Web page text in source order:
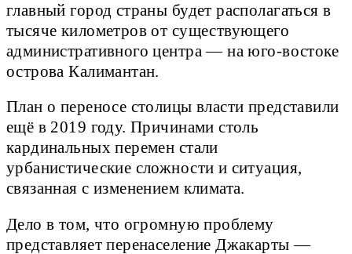
главный город страны будет располагаться в
тысяче километров от существующего
административного центра — на юго-востоке
острова Калимантан.
План о переносе столицы власти представили
ещё в 2019 году. Причинами столь
кардинальных перемен стали
урбанистические сложности и ситуация,
связанная с изменением климата.
Дело в том, что огромную проблему
представляет перенаселение Джакарты —